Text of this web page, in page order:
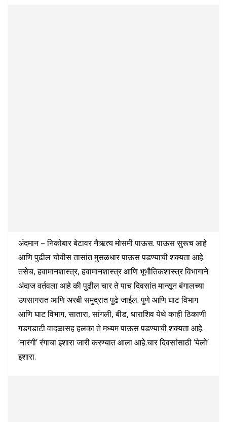
अंदमान – निकोबार बेटावर नैऋत्य मोसमी पाऊस. पाऊस सुरूच आहे
आणि पुढील चोवीस तासांत मुसळधार पाऊस पडण्याची शक्यता आहे.
तसेच, हवामानशास्त्र, हवामानशास्त्र आणि भूभौतिकशास्त्र विभागाने
अंदाज वर्तवला आहे की पुढील चार ते पाच दिवसांत मान्सून बंगालच्या
उपसागरात आणि अरबी समुद्रात पुढे जाईल. पुणे आणि घाट विभाग
आणि घाट विभाग, सातारा, सांगली, बीड, धाराशिव येथे काही ठिकाणी
गडगडाटी वादळासह हलका ते मध्यम पाऊस पडण्याची शक्यता आहे.
‘नारंगी’ रंगाचा इशारा जारी करण्यात आला आहे.चार दिवसांसाठी ‘येलो’
इशारा.